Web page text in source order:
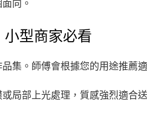
向。
型商家必看
集。師傅會根據您的用途推薦
局部上光處理，質感強烈適合